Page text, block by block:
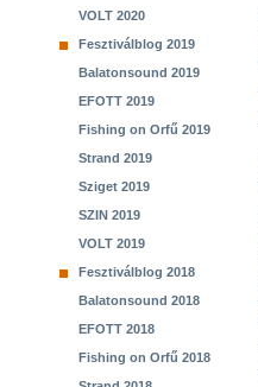
VOLT 2020
Fesztiválblog 2019
Balatonsound 2019
EFOTT 2019
Fishing on Orfű 2019
Strand 2019
Sziget 2019
SZIN 2019
VOLT 2019
Fesztiválblog 2018
Balatonsound 2018
EFOTT 2018
Fishing on Orfű 2018